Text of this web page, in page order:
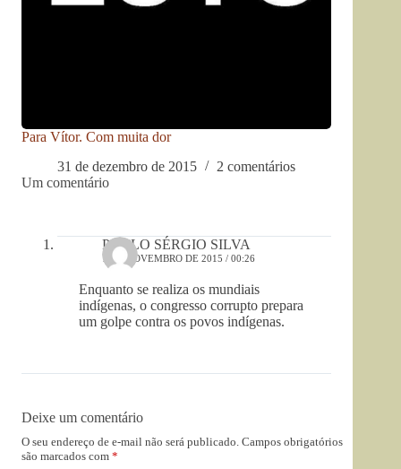
Para Vítor. Com muita dor
31 de dezembro de 2015
2 comentários
Um comentário
PAULO SÉRGIO SILVA
1 DE NOVEMBRO DE 2015 / 00:26
Enquanto se realiza os mundiais
indígenas, o congresso corrupto prepara
um golpe contra os povos indígenas.
Deixe um comentário
O seu endereço de e-mail não será publicado. Campos obrigatórios
são marcados com *